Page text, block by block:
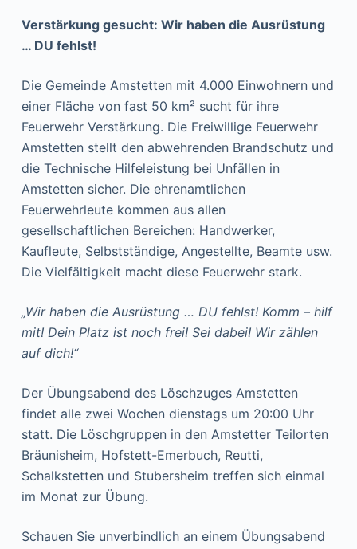
Verstärkung gesucht: Wir haben die Ausrüstung
… DU fehlst!
Die Gemeinde Amstetten mit 4.000 Einwohnern und
einer Fläche von fast 50 km² sucht für ihre
Feuerwehr Verstärkung. Die Freiwillige Feuerwehr
Amstetten stellt den abwehrenden Brandschutz und
die Technische Hilfeleistung bei Unfällen in
Amstetten sicher. Die ehrenamtlichen
Feuerwehrleute kommen aus allen
gesellschaftlichen Bereichen: Handwerker,
Kaufleute, Selbstständige, Angestellte, Beamte usw.
Die Vielfältigkeit macht diese Feuerwehr stark.
„Wir haben die Ausrüstung … DU fehlst! Komm – hilf
mit! Dein Platz ist noch frei! Sei dabei! Wir zählen
auf dich!“
Der Übungsabend des Löschzuges Amstetten
findet alle zwei Wochen dienstags um 20:00 Uhr
statt. Die Löschgruppen in den Amstetter Teilorten
Bräunisheim, Hofstett-Emerbuch, Reutti,
Schalkstetten und Stubersheim treffen sich einmal
im Monat zur Übung.
Schauen Sie unverbindlich an einem Übungsabend